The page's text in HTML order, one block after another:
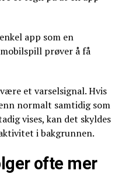
app som en
prøver å få
et varselsignal. Hvis
normalt samtidig som
vises, kan det skyldes
i bakgrunnen.
ofte mer